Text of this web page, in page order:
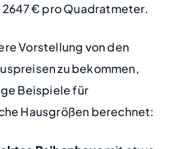
€ pro Quadratmeter.
Vorstellung von den
zu bekommen,
Beispiele für
Hausgrößen berechnet: